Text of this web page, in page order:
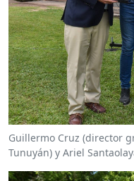
Guillermo Cruz (director
Tunuyán) y Ariel